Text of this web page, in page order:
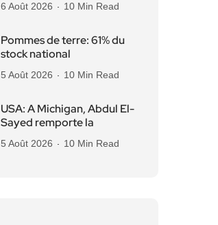
6 Août 2026 10 Min Read
Pommes de terre: 61% du
stock national
5 Août 2026 10 Min Read
USA: A Michigan, Abdul El-
Sayed remporte la
5 Août 2026 10 Min Read